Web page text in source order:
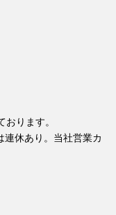
ります。
連休あり。当社営業カ